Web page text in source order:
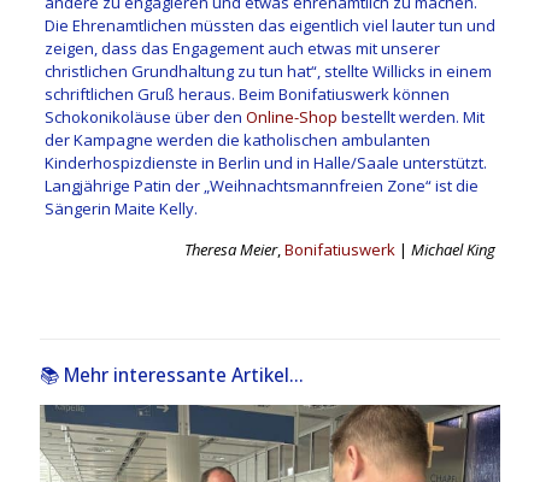
Die Ehrenamtlichen müssten das eigentlich viel lauter tun und
zeigen, dass das Engagement auch etwas mit unserer
christlichen Grundhaltung zu tun hat“, stellte Willicks in einem
schriftlichen Gruß heraus. Beim Bonifatiuswerk können
Schokonikoläuse über den Online-Shop bestellt werden. Mit
der Kampagne werden die katholischen ambulanten
Kinderhospizdienste in Berlin und in Halle/Saale unterstützt.
Langjährige Patin der „Weihnachtsmannfreien Zone“ ist die
Sängerin Maite Kelly.
Theresa Meier,Bonifatiuswerk |Michael King
📚 Mehr interessante Artikel...